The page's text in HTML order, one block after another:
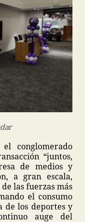
conglomerado
“juntos,
de medios y
a gran escala,
las fuerzas más
el consumo
de los deportes y
auge del